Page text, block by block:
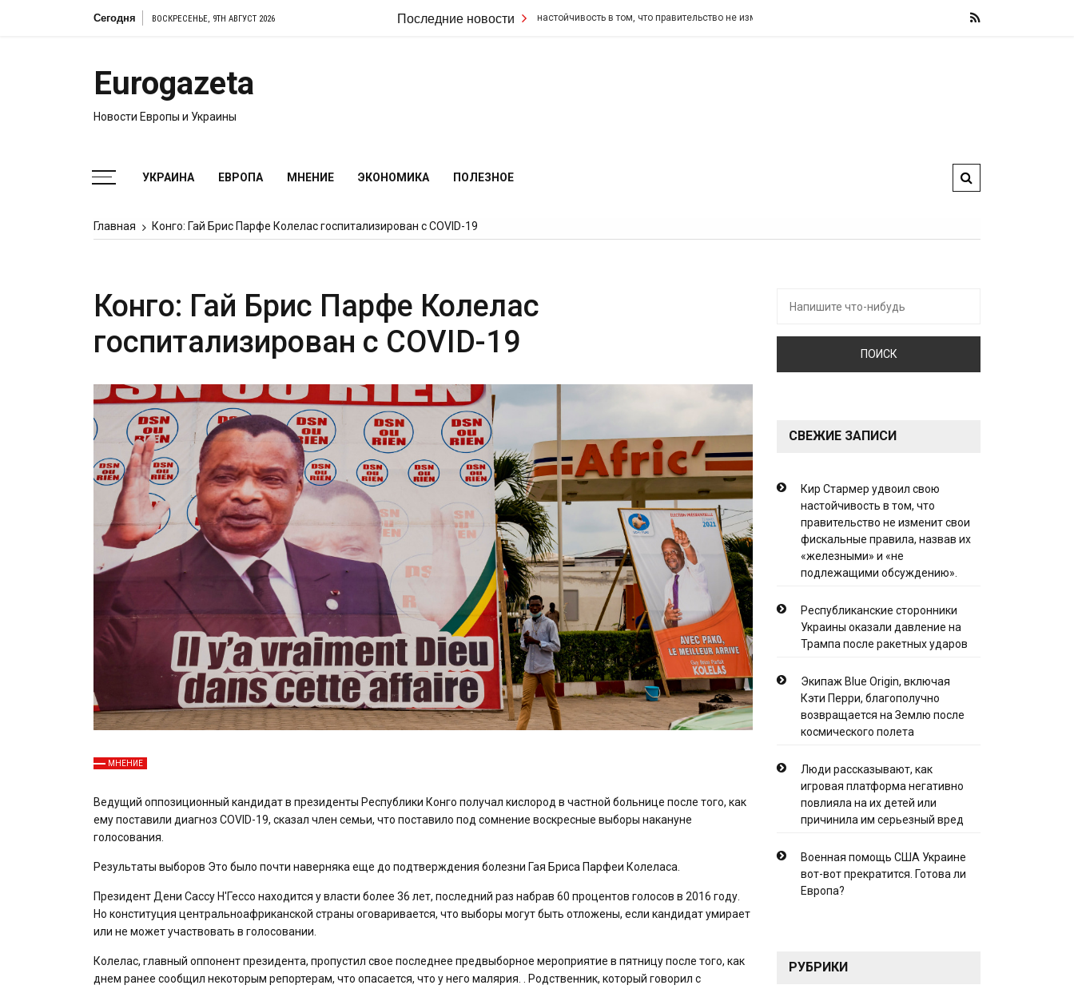
Сегодня ВОСКРЕСЕНЬЕ, 9TH АВГУСТ 2026 Последние новости
Кир Стармер удвоил свою настойчивость в том, что правительство не изменит свои фискальные правила, назвав их «железными» и «не подлежащими
Eurogazeta
Новости Европы и Украины
УКРАИНА ЕВРОПА МНЕНИЕ ЭКОНОМИКА ПОЛЕЗНОЕ
Главная Конго: Гай Брис Парфе Колелас госпитализирован с COVID-19
Конго: Гай Брис Парфе Колелас
госпитализирован с COVID-19
МНЕНИЕ
Ведущий оппозиционный кандидат в президенты Республики Конго получал кислород в частной больнице после того, как
ему поставили диагноз COVID-19, сказал член семьи, что поставило под сомнение воскресные выборы накануне
голосования.
Результаты выборов Это было почти наверняка еще до подтверждения болезни Гая Бриса Парфеи Колеласа.
Президент Дени Сассу Н'Гессо находится у власти более 36 лет, последний раз набрав 60 процентов голосов в 2016 году.
Но конституция центральноафриканской страны оговаривается, что выборы могут быть отложены, если кандидат умирает
или не может участвовать в голосовании.
Колелас, главный оппонент президента, пропустил свое последнее предвыборное мероприятие в пятницу после того, как
днем ​​ранее сообщил некоторым репортерам, что опасается, что у него малярия. . Родственник, который говорил с
СВЕЖИЕ ЗАПИСИ
Кир Стармер удвоил свою
настойчивость в том, что
правительство не изменит свои
фискальные правила, назвав их
«железными» и «не
подлежащими обсуждению».
Республиканские сторонники
Украины оказали давление на
Трампа после ракетных ударов
Экипаж Blue Origin, включая
Кэти Перри, благополучно
возвращается на Землю после
космического полета
Люди рассказывают, как
игровая платформа негативно
повлияла на их детей или
причинила им серьезный вред
Военная помощь США Украине
вот-вот прекратится. Готова ли
Европа?
РУБРИКИ